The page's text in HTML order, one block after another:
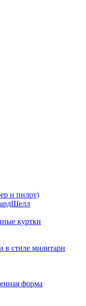
и пилот)
куртки
в стиле милитари
форма